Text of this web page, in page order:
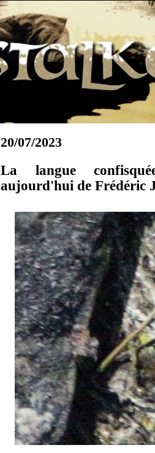
20/07/2023
La langue
aujourd'hui de Frédéric